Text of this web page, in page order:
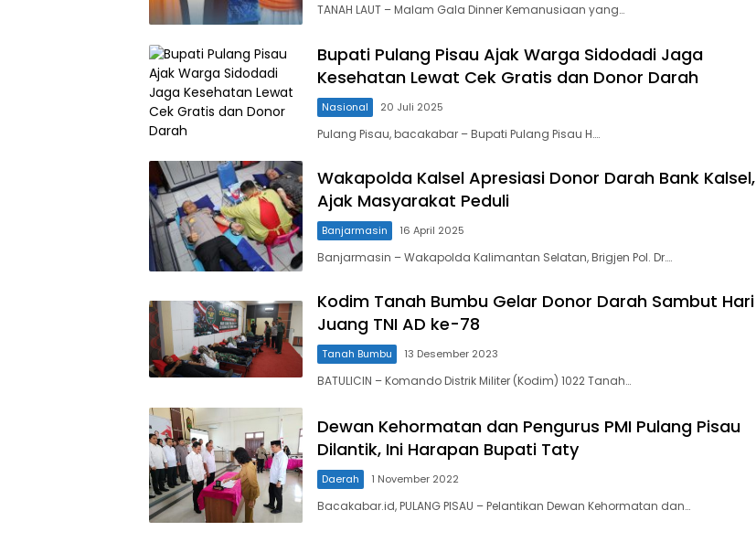
TANAH LAUT – Malam Gala Dinner Kemanusiaan yang…
Bupati Pulang Pisau Ajak Warga Sidodadi Jaga
Kesehatan Lewat Cek Gratis dan Donor Darah
Nasional 20 Juli 2025
Pulang Pisau, bacakabar – Bupati Pulang Pisau H….
Wakapolda Kalsel Apresiasi Donor Darah Bank Kalsel,
Ajak Masyarakat Peduli
Banjarmasin 16 April 2025
Banjarmasin – Wakapolda Kalimantan Selatan, Brigjen Pol. Dr….
Kodim Tanah Bumbu Gelar Donor Darah Sambut Hari
Juang TNI AD ke-78
Tanah Bumbu 13 Desember 2023
BATULICIN – Komando Distrik Militer (Kodim) 1022 Tanah…
Dewan Kehormatan dan Pengurus PMI Pulang Pisau
Dilantik, Ini Harapan Bupati Taty
Daerah 1 November 2022
Bacakabar.id, PULANG PISAU – Pelantikan Dewan Kehormatan dan…